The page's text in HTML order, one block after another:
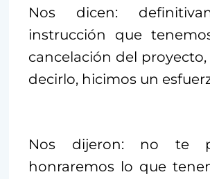
Nos dicen:
instrucción que
cancelación del
decirlo, hicimos un
Nos dijeron: no te
honraremos lo que